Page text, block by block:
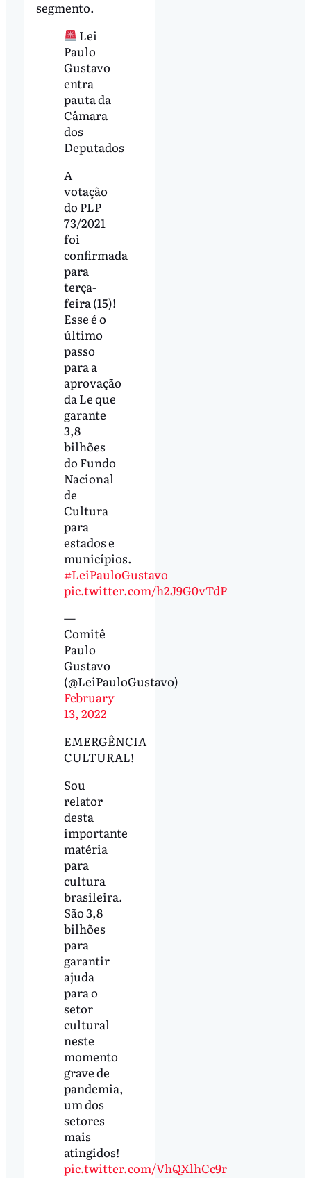
segmento.
Lei
Paulo
Gustavo
entra
pauta da
Câmara
dos
Deputados
A
votação
do PLP
73/2021
foi
confirmada
para
terça-
feira (15)!
Esse é o
último
passo
para a
aprovação
da Le que
garante
3,8
bilhões
do Fundo
Nacional
de
Cultura
para
estados e
municípios.
#LeiPauloGustavo
pic.twitter.com/h2J9G0vTdP
—
Comitê
Paulo
Gustavo
(@LeiPauloGustavo)
February
13, 2022
EMERGÊNCIA
CULTURAL!
Sou
relator
desta
importante
matéria
para
cultura
brasileira.
São 3,8
bilhões
para
garantir
ajuda
para o
setor
cultural
neste
momento
grave de
pandemia,
um dos
setores
mais
atingidos!
pic.twitter.com/VhQXlhCc9r